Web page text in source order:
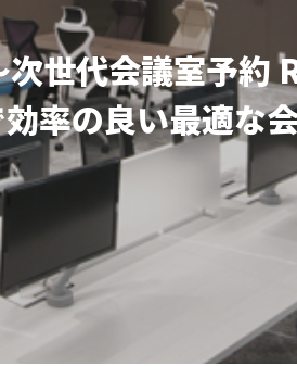
世代会議室予約
率の良い最適な